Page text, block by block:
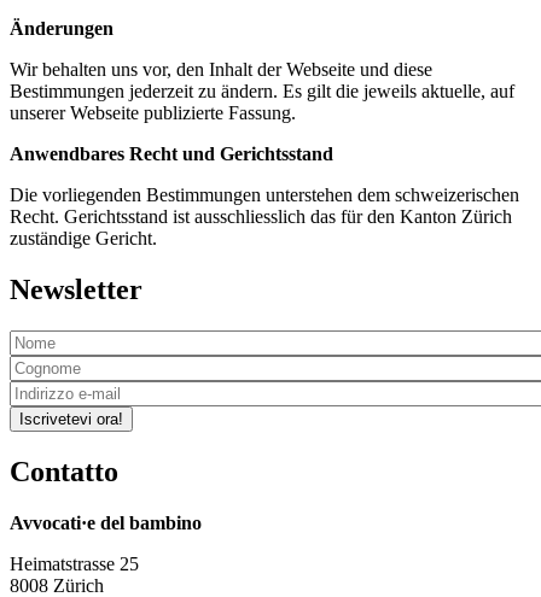
Änderungen
Wir behalten uns vor, den Inhalt der Webseite und diese
Bestimmungen jederzeit zu ändern. Es gilt die jeweils aktuelle, auf
unserer Webseite publizierte Fassung.
Anwendbares Recht und Gerichtsstand
Die vorliegenden Bestimmungen unterstehen dem schweizerischen
Recht. Gerichtsstand ist ausschliesslich das für den Kanton Zürich
zuständige Gericht.
Newsletter
Iscrivetevi ora!
Contatto
Avvocati·e del bambino
Heimatstrasse 25
8008 Zürich